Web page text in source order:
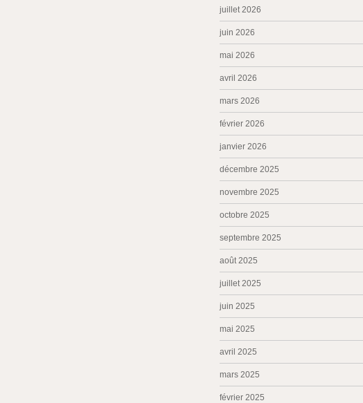
juillet 2026
juin 2026
mai 2026
avril 2026
mars 2026
février 2026
janvier 2026
décembre 2025
novembre 2025
octobre 2025
septembre 2025
août 2025
juillet 2025
juin 2025
mai 2025
avril 2025
mars 2025
février 2025